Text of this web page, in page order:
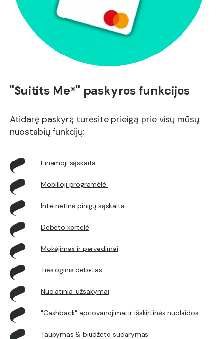
"Suitits Me®" paskyros funkcijos
Atidarę paskyrą turėsite prieigą prie visų mūsų
nuostabių funkcijų:
Einamoji sąskaita
Mobilioji programėlė
Internetinė pinigų sąskaita
Debeto kortelė
Mokėjimas ir pervedimai
Tiesioginis debetas
Nuolatiniai užsakymai
"Cashback" apdovanojimai ir išskirtinės nuolaidos
Taupymas & biudžeto sudarymas